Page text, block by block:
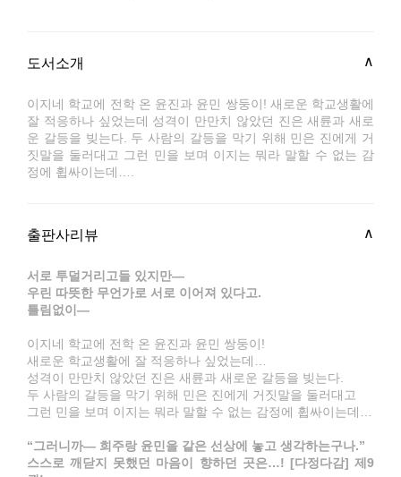
도서소개
이지네 학교에 전학 온 윤진과 윤민 쌍둥이! 새로운 학교생활에
잘 적응하나 싶었는데 성격이 만만치 않았던 진은 새륜과 새로
운 갈등을 빚는다. 두 사람의 갈등을 막기 위해 민은 진에게 거
짓말을 둘러대고 그런 민을 보며 이지는 뭐라 말할 수 없는 감
정에 휩싸이는데….
출판사리뷰
서로 투덜거리고들 있지만―
우린 따뜻한 무언가로 서로 이어져 있다고.
틀림없이―
이지네 학교에 전학 온 윤진과 윤민 쌍둥이!
새로운 학교생활에 잘 적응하나 싶었는데…
성격이 만만치 않았던 진은 새륜과 새로운 갈등을 빚는다.
두 사람의 갈등을 막기 위해 민은 진에게 거짓말을 둘러대고
그런 민을 보며 이지는 뭐라 말할 수 없는 감정에 휩싸이는데…
“그러니까― 희주랑 윤민을 같은 선상에 놓고 생각하는구나.”
스스로 깨닫지 못했던 마음이 향하던 곳은…! [다정다감] 제9